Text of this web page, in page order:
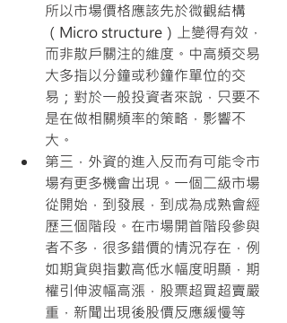
所以市場價格應該先於微觀結構
（Micro structure）上變得有效，
而非散戶關注的維度。中高頻交易
大多指以分鐘或秒鐘作單位的交
易；對於一般投資者來說，只要不
是在做相關頻率的策略，影響不
大。
第三，外資的進入反而有可能令市
場有更多機會出現。一個二級市場
從開始，到發展，到成為成熟會經
歷三個階段。在市場開首階段參與
者不多，很多錯價的情況存在，例
如期貨與指數高低水幅度明顯，期
權引伸波幅高漲，股票超買超賣嚴
重，新聞出現後股價反應緩慢等